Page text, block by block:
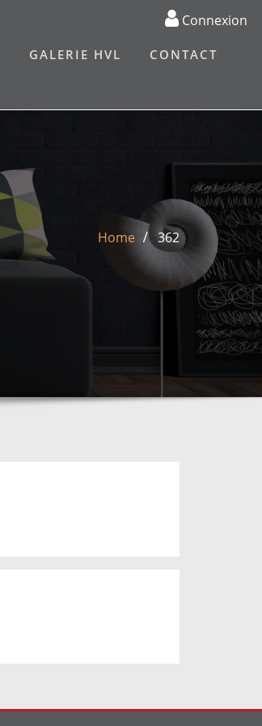
GALERIE HVL CONTACT
Connexion
Home 362